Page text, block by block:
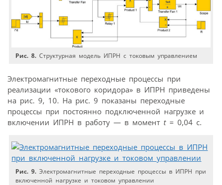
Рис. 8. Структурная модель ИПРН с токовым управлением
Электромагнитные переходные процессы при
реализации «токового коридора» в ИПРН приведены
на рис. 9, 10. На рис. 9 показаны переходные
процессы при постоянно подключенной нагрузке и
включении ИПРН в работу — в момент t= 0,04 c.
Рис. 9. Электромагнитные переходные процессы в ИПРН при
включенной нагрузке и токовом управлении